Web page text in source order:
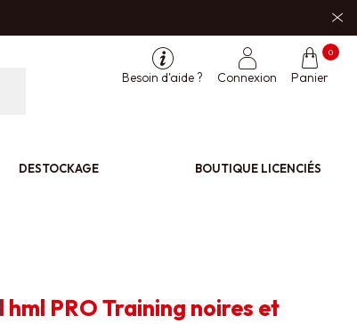
DESTOCKAGE BOUTIQUE LICENCIÉS
Besoin d'aide ? Connexion Panier
0
hml PRO Training noires et